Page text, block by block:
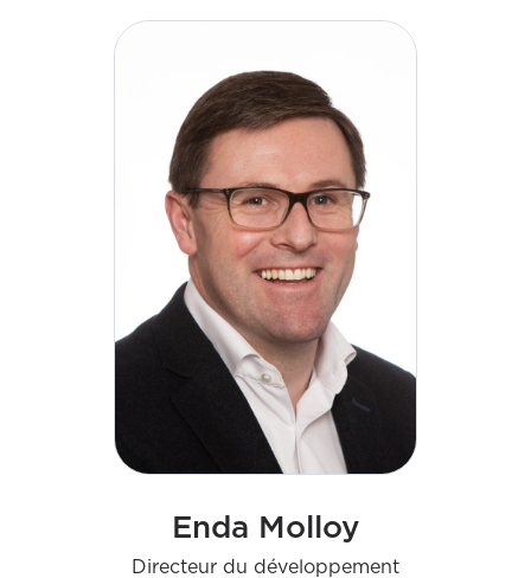
toutes les parties prenantes et sur le
développement continu de notre personnel par le
biais d'une réflexion innovante et de solutions
durables.
Enda Molloy
Directeur du développement